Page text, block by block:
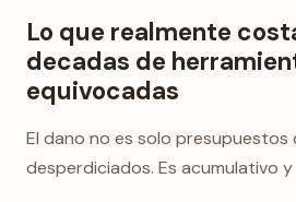
Lo que realmente
decadas de
equivocadas
El dano no es solo presupuestos
desperdiciados. Es acumulativo y